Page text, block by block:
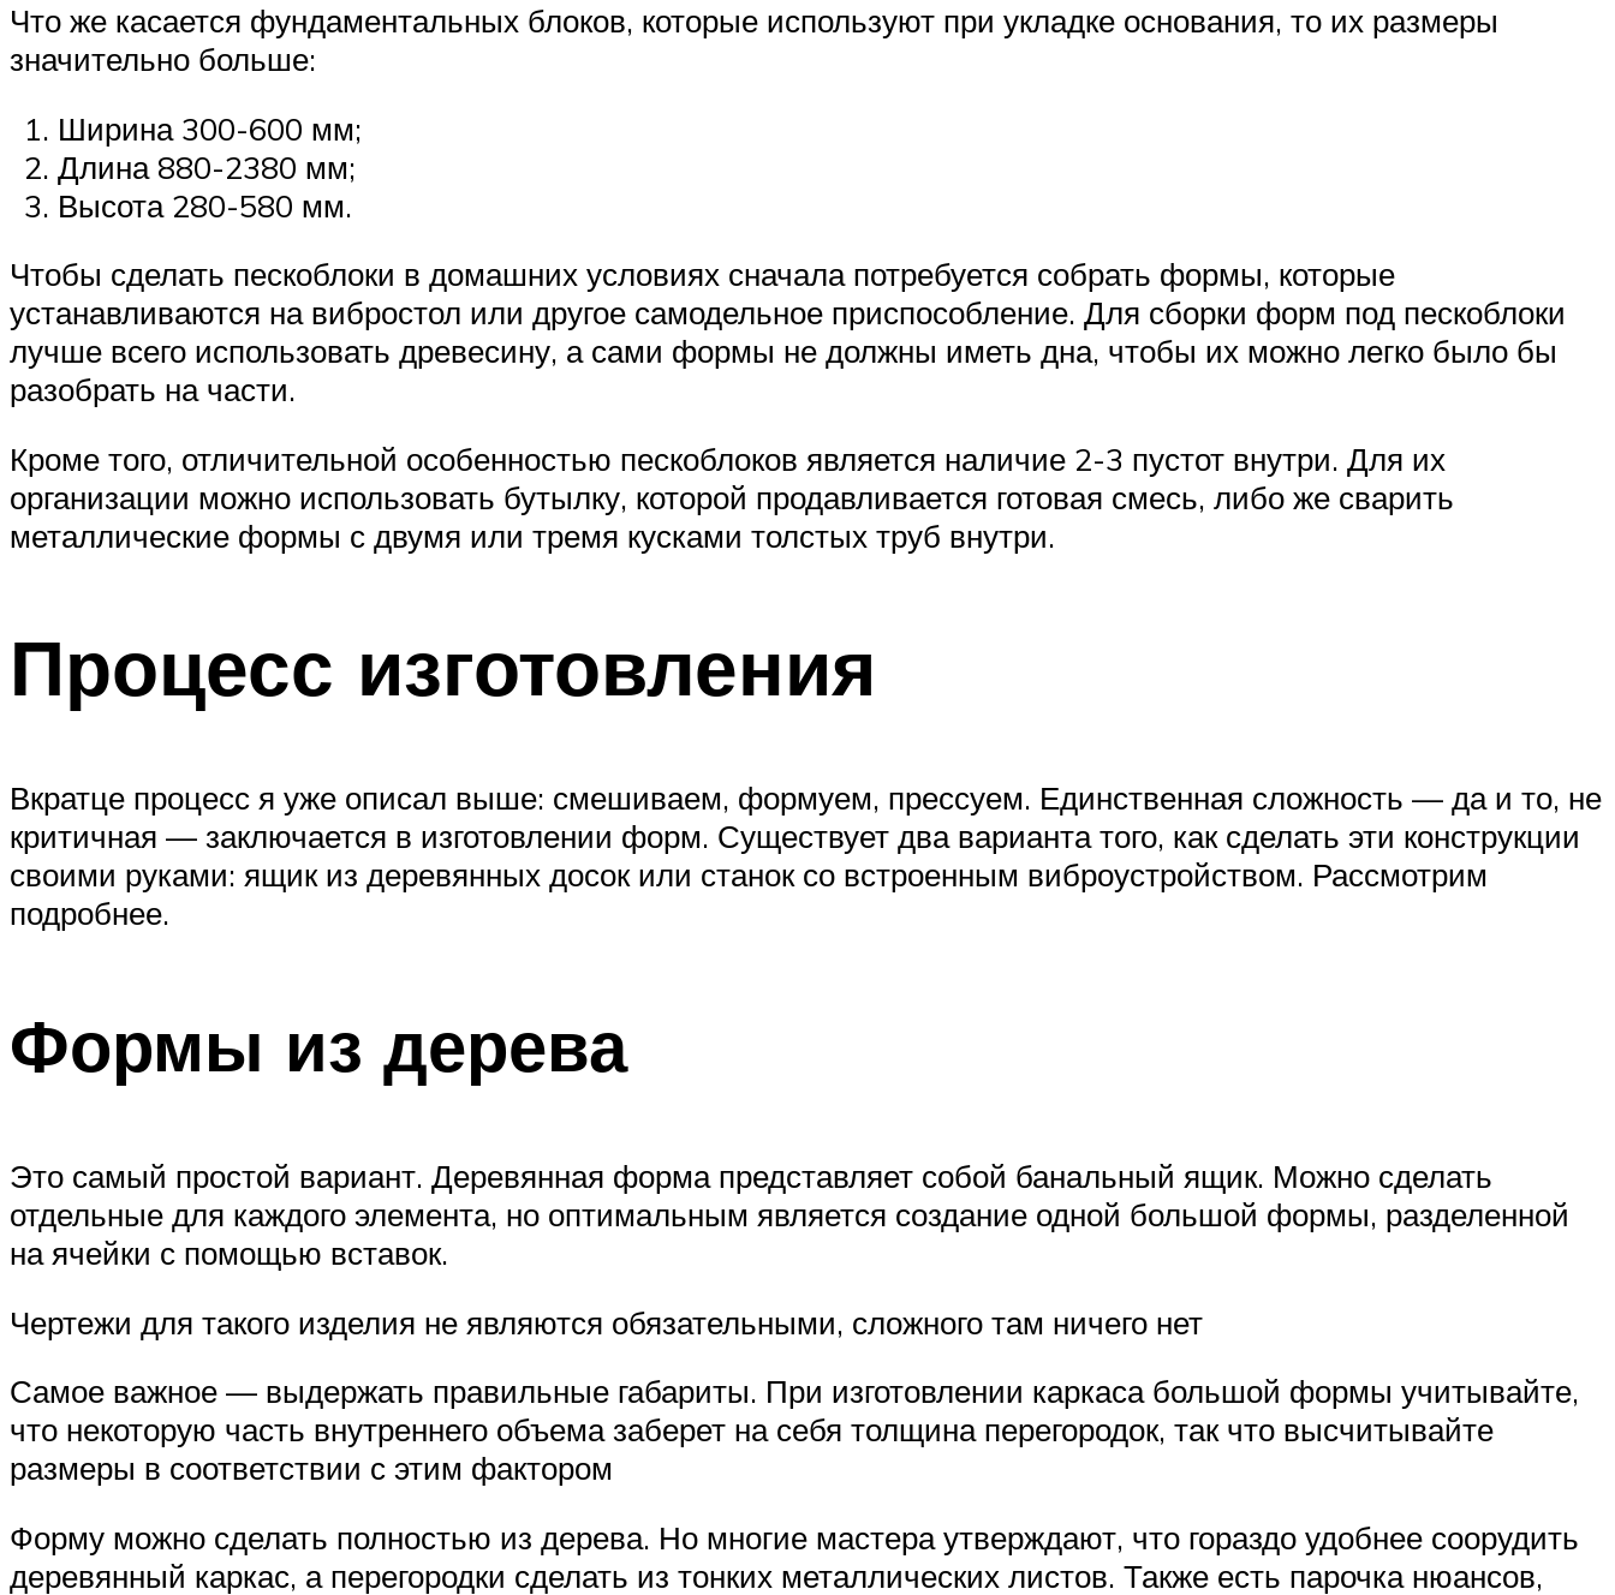
Что же касается фундаментальных блоков, которые используют при укладке основания, то их размеры
значительно больше:
Ширина 300-600 мм;
Длина 880-2380 мм;
Высота 280-580 мм.
Чтобы сделать пескоблоки в домашних условиях сначала потребуется собрать формы, которые
устанавливаются на вибростол или другое самодельное приспособление. Для сборки форм под пескоблоки
лучше всего использовать древесину, а сами формы не должны иметь дна, чтобы их можно легко было бы
разобрать на части.
Кроме того, отличительной особенностью пескоблоков является наличие 2-3 пустот внутри. Для их
организации можно использовать бутылку, которой продавливается готовая смесь, либо же сварить
металлические формы с двумя или тремя кусками толстых труб внутри.
Процесс изготовления
Вкратце процесс я уже описал выше: смешиваем, формуем, прессуем. Единственная сложность — да и то, не
критичная — заключается в изготовлении форм. Существует два варианта того, как сделать эти конструкции
своими руками: ящик из деревянных досок или станок со встроенным виброустройством. Рассмотрим
подробнее.
Формы из дерева
Это самый простой вариант. Деревянная форма представляет собой банальный ящик. Можно сделать
отдельные для каждого элемента, но оптимальным является создание одной большой формы, разделенной
на ячейки с помощью вставок.
Чертежи для такого изделия не являются обязательными, сложного там ничего нет
Самое важное — выдержать правильные габариты. При изготовлении каркаса большой формы учитывайте,
что некоторую часть внутреннего объема заберет на себя толщина перегородок, так что высчитывайте
размеры в соответствии с этим фактором
Форму можно сделать полностью из дерева. Но многие мастера утверждают, что гораздо удобнее соорудить
деревянный каркас, а перегородки сделать из тонких металлических листов. Также есть парочка нюансов,